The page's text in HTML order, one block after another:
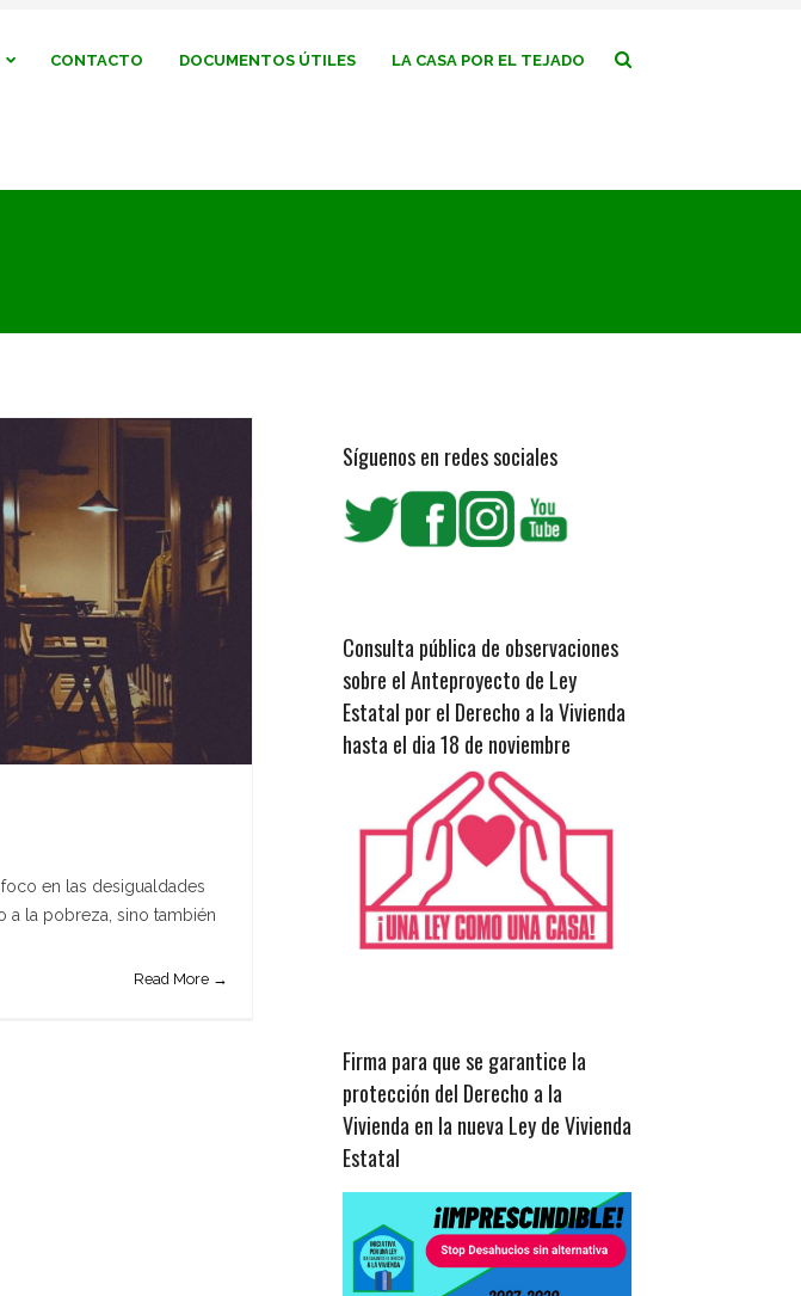
CONTACTO DOCUMENTOS ÚTILES LA CASA POR EL TEJADO
en las desigualdades
a la pobreza, sino también
Read More →
Síguenos en redes sociales
Consulta pública de observaciones
sobre el Anteproyecto de Ley
Estatal por el Derecho a la Vivienda
hasta el dia 18 de noviembre
Firma para que se garantice la
protección del Derecho a la
Vivienda en la nueva Ley de Vivienda
Estatal